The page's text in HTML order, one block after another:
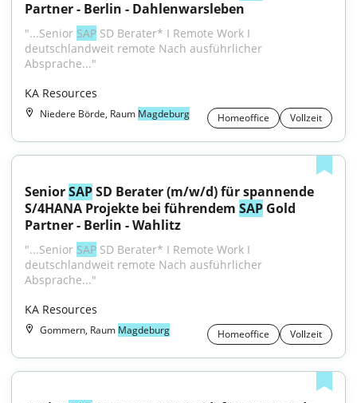
Partner - Berlin - Dahlenwarsleben
"...Senior SAP SD Berater* I Remote Work I
deutschlandweit remote Nach ausführlicher
Absprache..."
KA Resources
Niedere Börde, Raum Magdeburg Homeoffice Vollzeit
Senior SAP SD Berater (m/w/d) für spannende
S/4HANA Projekte bei führendem SAP Gold
Partner - Berlin - Wahlitz
"...Senior SAP SD Berater* I Remote Work I
deutschlandweit remote Nach ausführlicher
Absprache..."
KA Resources
Gommern, Raum Magdeburg Homeoffice Vollzeit